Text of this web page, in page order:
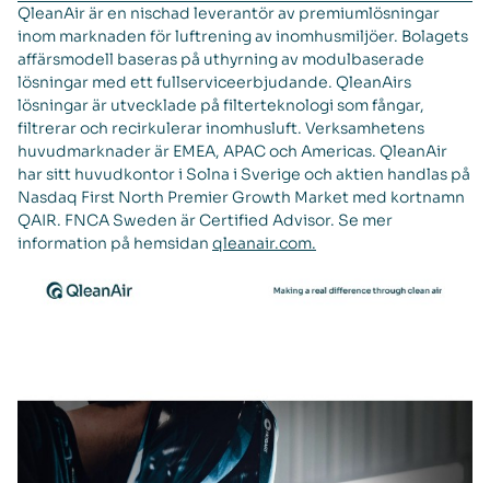
QleanAir är en nischad leverantör av premiumlösningar
inom marknaden för luftrening av inomhusmiljöer. Bolagets
affärsmodell baseras på uthyrning av modulbaserade
lösningar med ett fullserviceerbjudande. QleanAirs
lösningar är utvecklade på filterteknologi som fångar,
filtrerar och recirkulerar inomhusluft. Verksamhetens
huvudmarknader är EMEA, APAC och Americas. QleanAir
har sitt huvudkontor i Solna i Sverige och aktien handlas på
Nasdaq First North Premier Growth Market med kortnamn
QAIR. FNCA Sweden är Certified Advisor. Se mer
information på hemsidan qleanair.com.